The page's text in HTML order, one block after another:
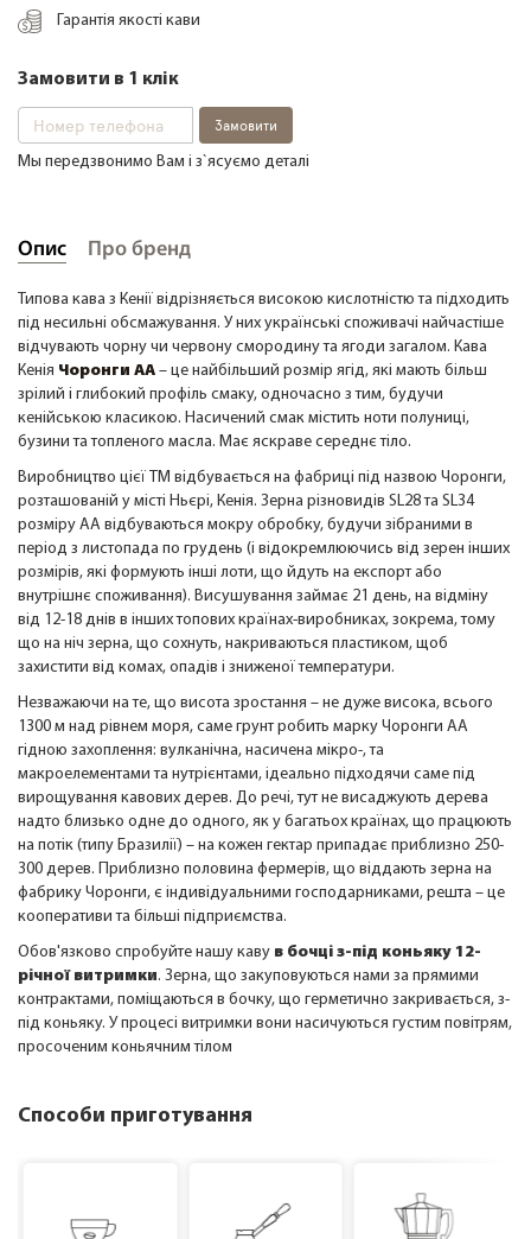
Гарантія якості кави
Замовити в 1 клік
Замовити
Мы передзвонимо Вам і з`ясуємо деталі
Опис Про бренд
Типова кава з Кенії відрізняється високою кислотністю та підходить
під несильні обсмажування. У них українські споживачі найчастіше
відчувають чорну чи червону смородину та ягоди загалом. Кава
Кенія Чоронги АА – це найбільший розмір ягід, які мають більш
зрілий і глибокий профіль смаку, одночасно з тим, будучи
кенійською класикою. Насичений смак містить ноти полуниці,
бузини та топленого масла. Має яскраве середнє тіло.
Виробництво цієї ТМ відбувається на фабриці під назвою Чоронги,
розташованій у місті Ньєрі, Кенія. Зерна різновидів SL28 та SL34
розміру AA відбуваються мокру обробку, будучи зібраними в
період з листопада по грудень (і відокремлюючись від зерен інших
розмірів, які формують інші лоти, що йдуть на експорт або
внутрішнє споживання). Висушування займає 21 день, на відміну
від 12-18 днів в інших топових країнах-виробниках, зокрема, тому
що на ніч зерна, що сохнуть, накриваються пластиком, щоб
захистити від комах, опадів і зниженої температури.
Незважаючи на те, що висота зростання – не дуже висока, всього
1300 м над рівнем моря, саме грунт робить марку Чоронги АА
гідною захоплення: вулканічна, насичена мікро-, та
макроелементами та нутрієнтами, ідеально підходячи саме під
вирощування кавових дерев. До речі, тут не висаджують дерева
надто близько одне до одного, як у багатьох країнах, що працюють
на потік (типу Бразилії) – на кожен гектар припадає приблизно 250-
300 дерев. Приблизно половина фермерів, що віддають зерна на
фабрику Чоронги, є індивідуальними господарниками, решта – це
кооперативи та більші підприємства.
Обов'язково спробуйте нашу каву в бочці з-під коньяку 12-
річної витримки. Зерна, що закуповуються нами за прямими
контрактами, поміщаються в бочку, що герметично закривається, з-
під коньяку. У процесі витримки вони насичуються густим повітрям,
просоченим коньячним тілом
Способи приготування